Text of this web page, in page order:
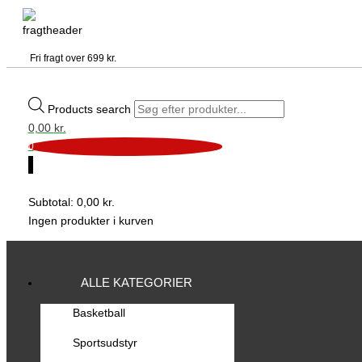
Fri fragt over 699 kr.
Products search
0,00 kr.
0
Subtotal: 0,00 kr.
Ingen produkter i kurven
ALLE KATEGORIER
Basketball
Sportsudstyr